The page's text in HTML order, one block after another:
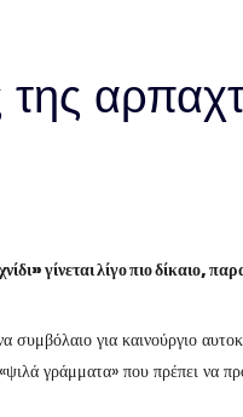
της
γίνεται λίγο πιο δίκαιο,
συμβόλαιο για καινούργιο
γράμματα» που πρέπει να